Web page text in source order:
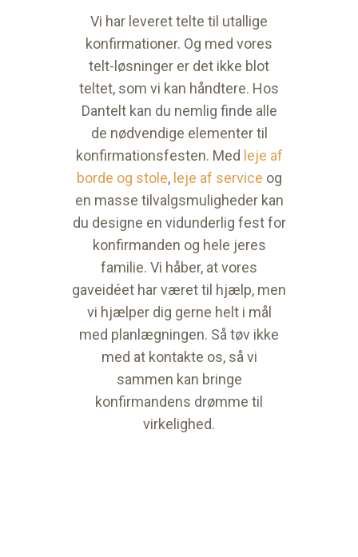
Vi har leveret telte til utallige
konfirmationer. Og med vores
telt-løsninger er det ikke blot
teltet, som vi kan håndtere. Hos
Dantelt kan du nemlig finde alle
de nødvendige elementer til
konfirmationsfesten. Med leje af
borde og stole, leje af service og
en masse tilvalgsmuligheder kan
du designe en vidunderlig fest for
konfirmanden og hele jeres
familie. Vi håber, at vores
gaveidéet har været til hjælp, men
vi hjælper dig gerne helt i mål
med planlægningen. Så tøv ikke
med at kontakte os, så vi
sammen kan bringe
konfirmandens drømme til
virkelighed.